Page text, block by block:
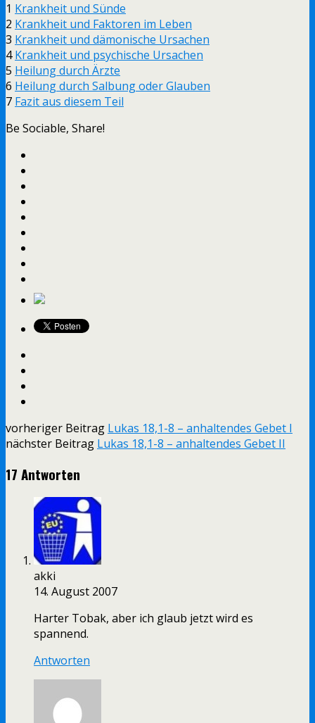
1 Krankheit und Sünde
2 Krankheit und Faktoren im Leben
3 Krankheit und dämonische Ursachen
4Krankheit und psychische Ursachen
5 Heilung durch Ärzte
6 Heilung durch Salbung oder Glauben
7 Fazit aus diesem Teil
Be Sociable, Share!
vorheriger Beitrag Lukas 18,1-8 – anhaltendes Gebet I
nächster Beitrag Lukas 18,1-8 – anhaltendes Gebet II
17 Antworten
akki
14. August 2007
Harter Tobak, aber ich glaub jetzt wird es
spannend.
Antworten